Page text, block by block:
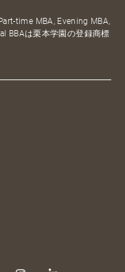
time MBA, Evening MBA,
BBAは栗本学園の登録商標